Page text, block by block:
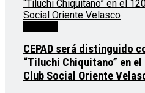
CEPAD será distinguido
“Tiluchi Chiquitano” en
Club Social Oriente